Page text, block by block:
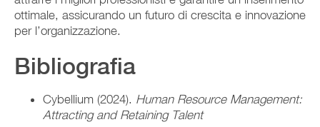
ottimale, assicurando un futuro di crescita e innovazione
per l’organizzazione.
Bibliografia
Cybellium (2024). Human Resource Management:
Attracting and Retaining Talent